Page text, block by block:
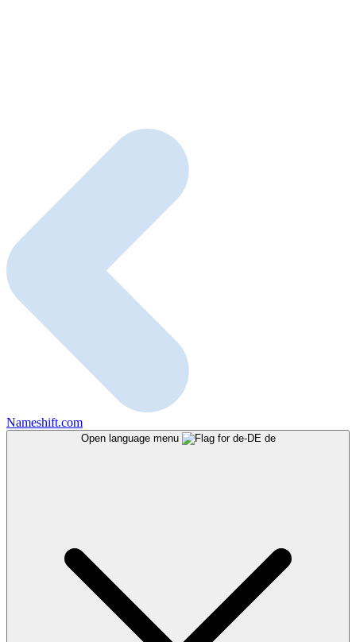
Nameshift.com
Open language menu de